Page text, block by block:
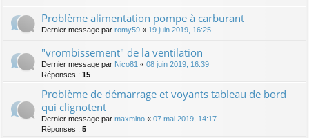
Problème alimentation pompe à carburant
Dernier message par romy59 « 19 juin 2019, 16:25
"vrombissement" de la ventilation
Dernier message par Nico81 « 08 juin 2019, 16:39
Réponses : 15
Problème de démarrage et voyants tableau de bord
qui clignotent
Dernier message par maxmino « 07 mai 2019, 14:17
Réponses : 5